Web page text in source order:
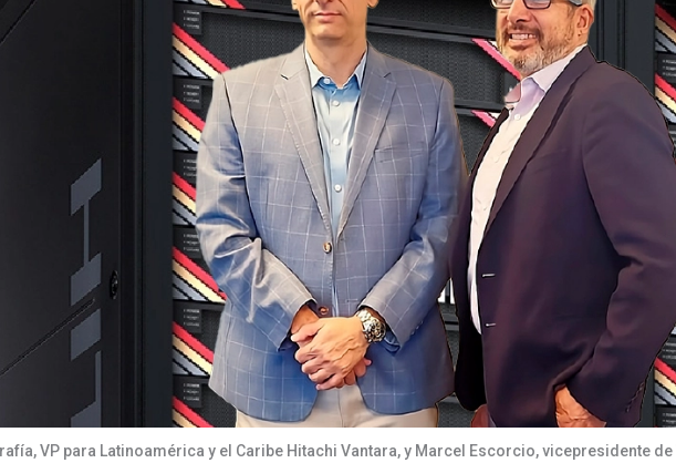
VP para Latinoamérica y el Caribe Hitachi Vantara, y Marcel Escorcio, vicepresidente